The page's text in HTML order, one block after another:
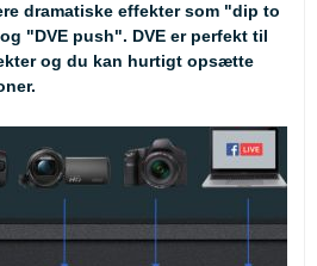
dramatiske effekter som "dip to
"DVE push". DVE er perfekt til
og du kan hurtigt opsætte